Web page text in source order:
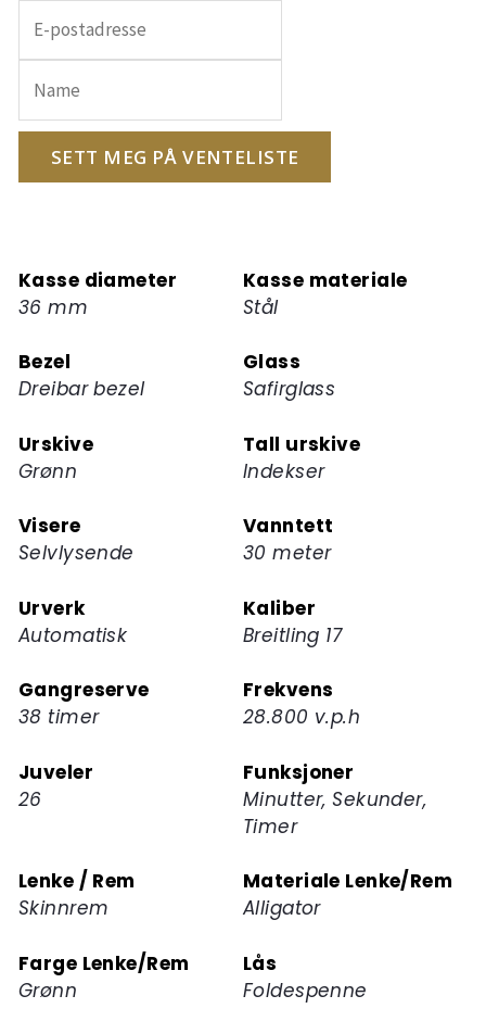
inn
e-
postadressen
din
ventelisten
for
produktet
SETT MEG PÅ VENTELISTE
Kasse diameter
36 mm
Kasse materiale
Stål
Bezel
Dreibar bezel
Glass
Safirglass
Urskive
Grønn
Tall urskive
Indekser
Visere
Selvlysende
Vanntett
30 meter
Urverk
Automatisk
Kaliber
Breitling 17
Gangreserve
38 timer
Frekvens
28.800 v.p.h
Juveler
26
Funksjoner
Minutter, Sekunder,
Timer
Lenke / Rem
Skinnrem
Materiale Lenke/Rem
Alligator
Farge Lenke/Rem
Grønn
Lås
Foldespenne